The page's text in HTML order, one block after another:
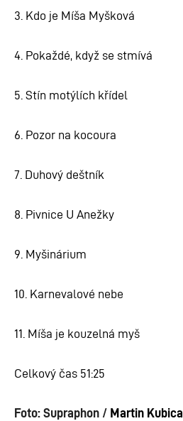
3. Kdo je Míša Myšková
4. Pokaždé, když se stmívá
5. Stín motýlích křídel
6. Pozor na kocoura
7. Duhový deštník
8. Pivnice U Anežky
9. Myšinárium
10. Karnevalové nebe
11. Míša je kouzelná myš
Celkový čas 51:25
Foto: Supraphon / Martin Kubica